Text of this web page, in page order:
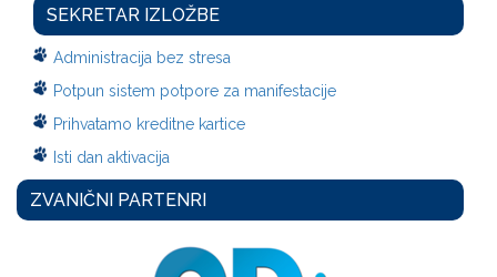
SEKRETAR IZLOŽBE
Administracija bez stresa
Potpun sistem potpore za manifestacije
Prihvatamo kreditne kartice
Isti dan aktivacija
ZVANIČNI PARTENRI